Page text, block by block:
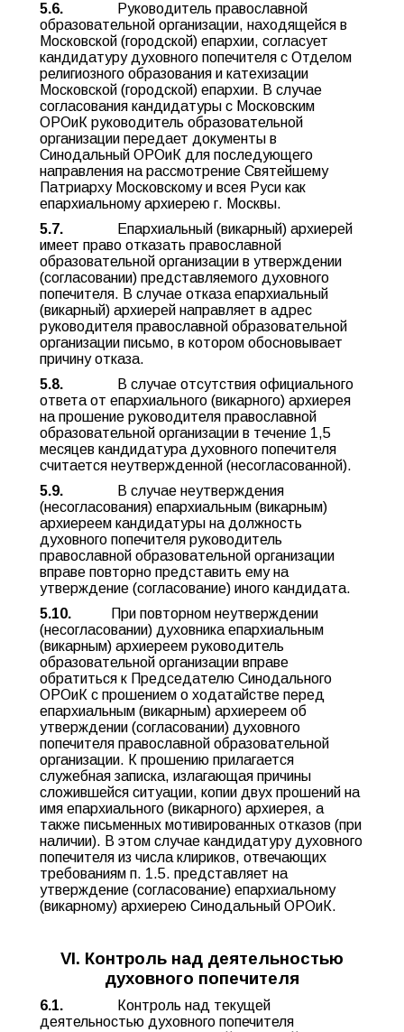
5.6.
Руководитель православной
образовательной организации, находящейся в
Московской (городской) епархии, согласует
кандидатуру духовного попечителя с Отделом
религиозного образования и катехизации
Московской (городской) епархии. В случае
согласования кандидатуры с Московским
ОРОиК руководитель образовательной
организации передает документы в
Синодальный ОРОиК для последующего
направления на рассмотрение Святейшему
Патриарху Московскому и всея Руси как
епархиальному архиерею г. Москвы.
5.7.
Епархиальный (викарный) архиерей
имеет право отказать православной
образовательной организации в утверждении
(согласовании) представляемого духовного
попечителя. В случае отказа епархиальный
(викарный) архиерей направляет в адрес
руководителя православной образовательной
организации письмо, в котором обосновывает
причину отказа.
5.8.
В случае отсутствия официального
ответа от епархиального (викарного) архиерея
на прошение руководителя православной
образовательной организации в течение 1,5
месяцев кандидатура духовного попечителя
считается неутвержденной (несогласованной).
5.9.
В случае неутверждения
(несогласования) епархиальным (викарным)
архиереем кандидатуры на должность
духовного попечителя руководитель
православной образовательной организации
вправе повторно представить ему на
утверждение (согласование) иного кандидата.
5.10.
При повторном неутверждении
(несогласовании) духовника епархиальным
(викарным) архиереем руководитель
образовательной организации вправе
обратиться к Председателю Синодального
ОРОиК с прошением о ходатайстве перед
епархиальным (викарным) архиереем об
утверждении (согласовании) духовного
попечителя православной образовательной
организации. К прошению прилагается
служебная записка, излагающая причины
сложившейся ситуации, копии двух прошений на
имя епархиального (викарного) архиерея, а
также письменных мотивированных отказов (при
наличии). В этом случае кандидатуру духовного
попечителя из числа клириков, отвечающих
требованиям п. 1.5. представляет на
утверждение (согласование) епархиальному
(викарному) архиерею Синодальный ОРОиК.
VI. Контроль над деятельностью
духовного попечителя
6.1.
Контроль над текущей
деятельностью духовного попечителя